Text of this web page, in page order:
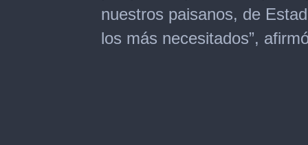
nuestros paisanos, de
los más necesitados”,